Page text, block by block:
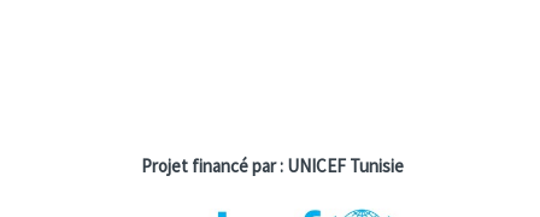
Projet financé par : UNICEF Tunisie